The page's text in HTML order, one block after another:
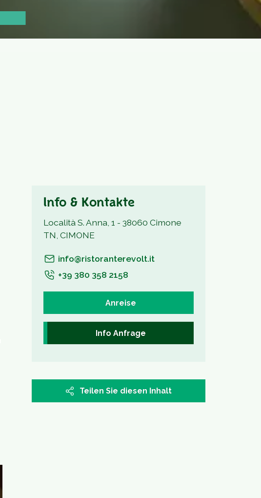
Info & Kontakte
Località S. Anna, 1 - 38060 Cimone
TN, CIMONE
info@ristoranterevolt.it
+39 380 358 2158
Anreise
Info Anfrage
Teilen Sie diesen Inhalt